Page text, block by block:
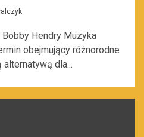
Hendry Muzyka
obejmujący różnorodne
dla...